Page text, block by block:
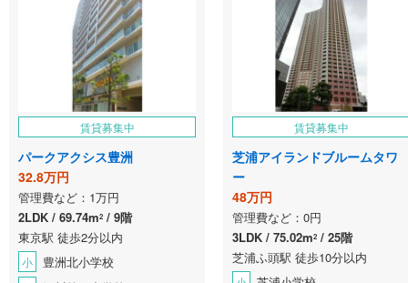
賃貸募集中
パークアクシス豊洲
32.8万円
管理費など：1万円
2LDK
69.74m2
9階
東京駅 徒歩2分以内
小 豊洲北小学校
賃貸募集中
芝浦アイランドブルームタワ
ー
48万円
管理費など：0円
3LDK
75.02m2
25階
芝浦ふ頭駅 徒歩10分以内